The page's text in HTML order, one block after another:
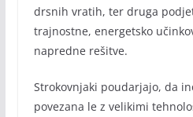
drsnih vratih, ter druga
trajnostne, energetsko
napredne rešitve.
Strokovnjaki poudarjajo, da
povezana le z velikimi